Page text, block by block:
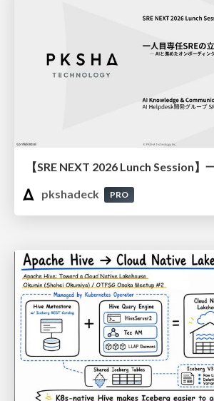
pkshadeck
PRO